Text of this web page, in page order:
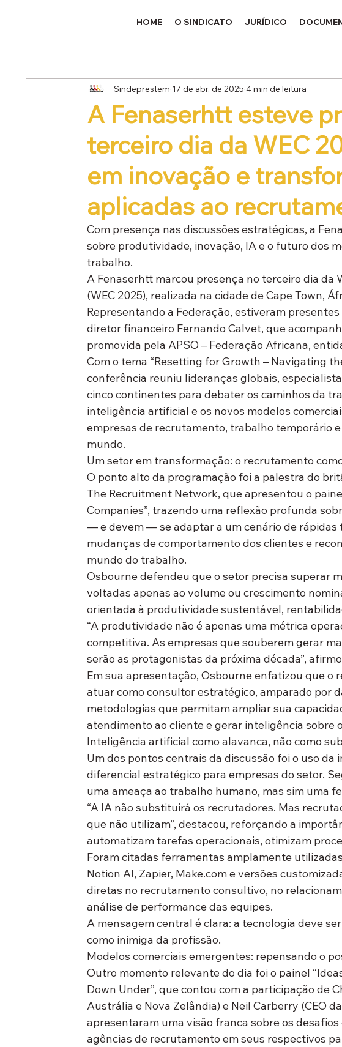
HOME O SINDICATO JURÍDICO
A Fenaserhtt esteve
terceiro dia da WEC
em inovação e
aplicadas ao
Sindeprestem 17 de abr. de 2025 4 min de leitura
Com presença nas discussões estratégicas, a
sobre produtividade, inovação, IA e o futuro dos
trabalho.
A Fenaserhtt marcou presença no terceiro dia da
(WEC 2025), realizada na cidade de Cape Town,
Representando a Federação, estiveram
diretor financeiro Fernando Calvet, que
promovida pela APSO – Federação Africana,
Com o tema “Resetting for Growth – Navigating
conferência reuniu lideranças globais,
cinco continentes para debater os caminhos da
inteligência artificial e os novos modelos
empresas de recrutamento, trabalho temporário
mundo.
Um setor em transformação: o recrutamento
O ponto alto da programação foi a palestra do
The Recruitment Network, que apresentou o
Companies”, trazendo uma reflexão profunda
— e devem — se adaptar a um cenário de rápidas
mudanças de comportamento dos clientes e
mundo do trabalho.
Osbourne defendeu que o setor precisa superar
voltadas apenas ao volume ou crescimento
orientada à produtividade sustentável,
“A produtividade não é apenas uma métrica
competitiva. As empresas que souberem gerar
serão as protagonistas da próxima década”,
Em sua apresentação, Osbourne enfatizou que o
atuar como consultor estratégico, amparado por
metodologias que permitam ampliar sua
atendimento ao cliente e gerar inteligência sobre
Inteligência artificial como alavanca, não como
Um dos pontos centrais da discussão foi o uso da
diferencial estratégico para empresas do setor.
uma ameaça ao trabalho humano, mas sim uma
“A IA não substituirá os recrutadores. Mas
que não utilizam”, destacou, reforçando a
automatizam tarefas operacionais, otimizam
Foram citadas ferramentas amplamente
Notion AI, Zapier, Make.com e versões
diretas no recrutamento consultivo, no
análise de performance das equipes.
A mensagem central é clara: a tecnologia deve
como inimiga da profissão.
Modelos comerciais emergentes: repensando o
Outro momento relevante do dia foi o painel
Down Under”, que contou com a participação de
Austrália e Nova Zelândia) e Neil Carberry (CEO
apresentaram uma visão franca sobre os
agências de recrutamento em seus respectivos